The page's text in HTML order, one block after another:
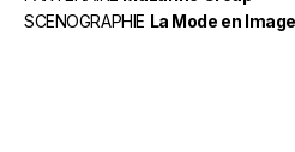
SCENOGRAPHIE La Mode en